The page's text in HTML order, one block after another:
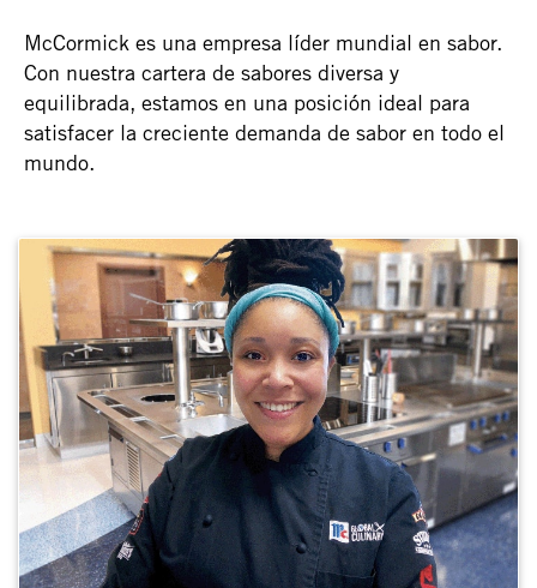
McCormick es una empresa líder mundial en sabor.
Con nuestra cartera de sabores diversa y
equilibrada, estamos en una posición ideal para
satisfacer la creciente demanda de sabor en todo el
mundo.